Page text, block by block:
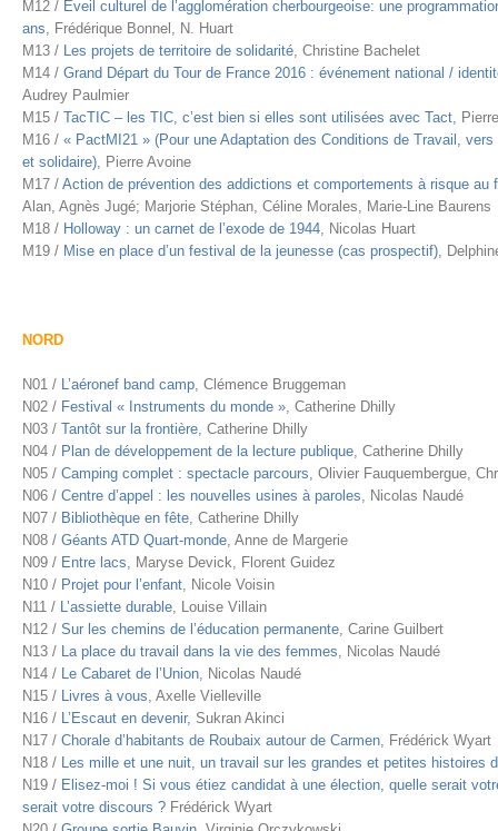
M12 / Éveil culturel de l’agglomération cherbourgeoise: une
ans, Frédérique Bonnel, N. Huart
M13 / Les projets de territoire de solidarité, Christine Bachelet
M14 / Grand Départ du Tour de France 2016 : événement national /
Audrey Paulmier
M15 / TacTIC – les TIC, c’est bien si elles sont utilisées avec Tact,
M16 / « PactMI21 » (Pour une Adaptation des Conditions de Travail,
et solidaire), Pierre Avoine
M17 / Action de prévention des addictions et comportements à risque au
Alan, Agnès Jugé; Marjorie Stéphan, Céline Morales, Marie-Line Baurens
M18 / Holloway : un carnet de l’exode de 1944, Nicolas Huart
M19 / Mise en place d’un festival de la jeunesse (cas prospectif),
NORD
N01 / L’aéronef band camp, Clémence Bruggeman
N02 / Festival « Instruments du monde », Catherine Dhilly
N03 / Tantôt sur la frontière, Catherine Dhilly
N04 / Plan de développement de la lecture publique, Catherine Dhilly
N05 / Camping complet : spectacle parcours, Olivier Fauquembergue,
N06 / Centre d’appel : les nouvelles usines à paroles, Nicolas Naudé
N07 / Bibliothèque en fête, Catherine Dhilly
N08 / Géants ATD Quart-monde, Anne de Margerie
N09 / Entre lacs, Maryse Devick, Florent Guidez
N10 / Projet pour l’enfant, Nicole Voisin
N11 / L’assiette durable, Louise Villain
N12 / Sur les chemins de l’éducation permanente, Carine Guilbert
N13 / La place du travail dans la vie des femmes, Nicolas Naudé
N14 / Le Cabaret de l’Union, Nicolas Naudé
N15 / Livres à vous, Axelle Vielleville
N16 / L’Escaut en devenir, Sukran Akinci
N17 / Chorale d’habitants de Roubaix autour de Carmen, Frédérick Wyart
N18 / Les mille et une nuit, un travail sur les grandes et petites histoires
N19 / Elisez-moi ! Si vous étiez candidat à une élection, quelle serait
serait votre discours ? Frédérick Wyart